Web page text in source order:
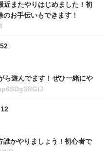
近またやりはじめました！初
お手伝いもできます！
ら遊んでます！ぜひ一緒にや
誰かやりましょう！初心者で